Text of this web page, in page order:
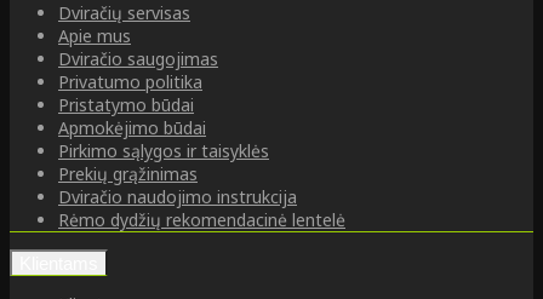
Dviračių servisas
Apie mus
Dviračio saugojimas
Privatumo politika
Pristatymo būdai
Apmokėjimo būdai
Pirkimo sąlygos ir taisyklės
Prekių grąžinimas
Dviračio naudojimo instrukcija
Rėmo dydžių rekomendacinė lentelė